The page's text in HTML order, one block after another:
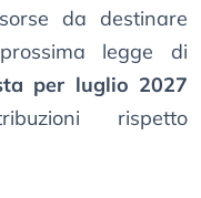
da destinare
legge di
per luglio 2027
rispetto